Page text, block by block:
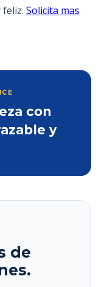
feliz. Solicita mas
con
y
de